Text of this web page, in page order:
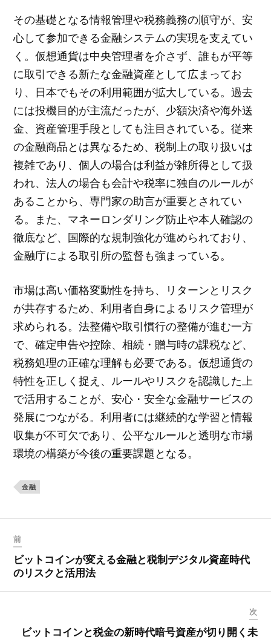
その基礎となる情報管理や税務義務の順守が、安
心して参加できる金融システムの実現を支えてい
く。仮想通貨は中央管理者を介さず、誰もが平等
に取引できる新たな金融資産として広まってお
り、日本でもその利用範囲が拡大している。過去
には投機目的が主流だったが、少額決済や海外送
金、資産管理手段としても注目されている。従来
の金融商品とは異なるため、税制上の取り扱いは
複雑であり、個人の場合は利益が雑所得として扱
われ、法人の場合も会計や税率に独自のルールが
あることから、専門家の助言が重要とされてい
る。また、マネーロンダリング防止や本人確認の
徹底など、国際的な規制強化が進められており、
金融庁による取引所の監督も強まっている。
市場は高い価格変動性を持ち、リターンとリスク
が共存するため、利用者自身によるリスク管理が
求められる。法整備や取引慣行の整備が進む一方
で、確定申告や控除、相続・贈与時の課税など、
税務処理の正確な理解も必要である。仮想通貨の
特性を正しく捉え、ルールやリスクを認識した上
で活用することが、安心・安全な金融サービスの
発展につながる。利用者には継続的な学習と情報
収集が不可欠であり、公平なルールと透明な市場
環境の構築が今後の重要課題となる。
金融
前
ビットコインが変える金融と税制デジタル資産時代
のリスクと活用法
次
ビットコインと税金の新時代暗号資産が切り開く未